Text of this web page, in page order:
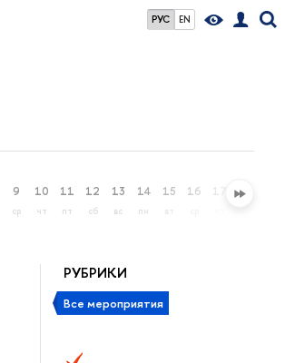
РУС EN
9
ср
10
чт
11
пт
12
сб
13
вс
14
пн
15 16 17 18
РУБРИКИ
Все мероприятия